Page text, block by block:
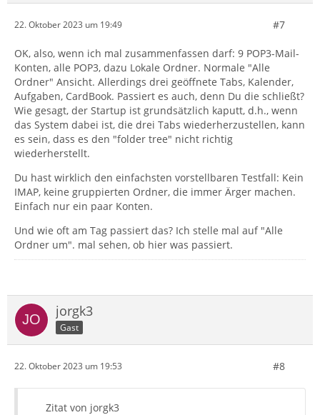
22. Oktober 2023 um 19:49 #7
OK, also, wenn ich mal zusammenfassen darf: 9 POP3-Mail-
Konten, alle POP3, dazu Lokale Ordner. Normale "Alle
Ordner" Ansicht. Allerdings drei geöffnete Tabs, Kalender,
Aufgaben, CardBook. Passiert es auch, denn Du die schließt?
Wie gesagt, der Startup ist grundsätzlich kaputt, d.h., wenn
das System dabei ist, die drei Tabs wiederherzustellen, kann
es sein, dass es den "folder tree" nicht richtig
wiederherstellt.
Du hast wirklich den einfachsten vorstellbaren Testfall: Kein
IMAP, keine gruppierten Ordner, die immer Ärger machen.
Einfach nur ein paar Konten.
Und wie oft am Tag passiert das? Ich stelle mal auf "Alle
Ordner um". mal sehen, ob hier was passiert.
jorgk3
Gast
22. Oktober 2023 um 19:53 #8
Zitat von jorgk3